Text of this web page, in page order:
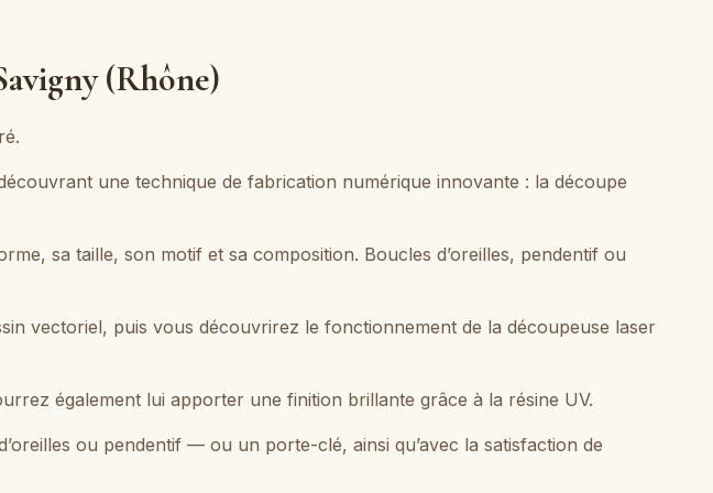
(Rhône)
une technique de fabrication numérique innovante : la découpe
sa taille, son motif et sa composition. Boucles d’oreilles, pendentif ou
vectoriel, puis vous découvrirez le fonctionnement de la découpeuse laser
également lui apporter une finition brillante grâce à la résine UV.
ou pendentif — ou un porte-clé, ainsi qu’avec la satisfaction de